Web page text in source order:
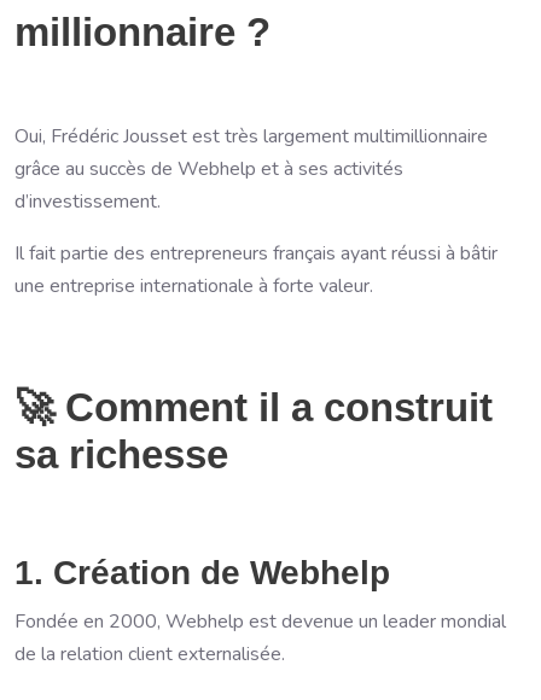
millionnaire ?
Oui, Frédéric Jousset est très largement multimillionnaire
grâce au succès de Webhelp et à ses activités
d’investissement.
Il fait partie des entrepreneurs français ayant réussi à bâtir
une entreprise internationale à forte valeur.
🚀 Comment il a construit
sa richesse
1. Création de Webhelp
Fondée en 2000, Webhelp est devenue un leader mondial
de la relation client externalisée.